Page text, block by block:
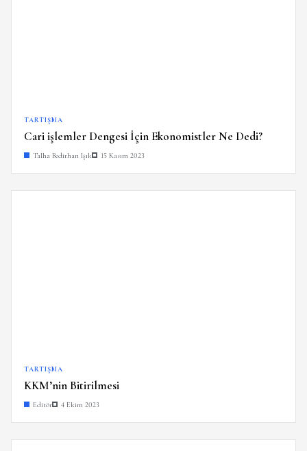
TARTIŞMA
Cari işlemler Dengesi İçin Ekonomistler Ne Dedi?
Talha Bedirhan Işık 15 Kasım 2023
TARTIŞMA
KKM’nin Bitirilmesi
Editör 4 Ekim 2023